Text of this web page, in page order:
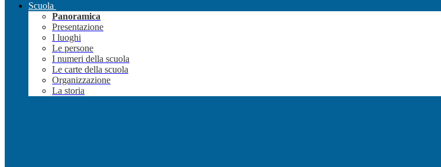
Scuola
Panoramica
Presentazione
I luoghi
Le persone
I numeri della scuola
Le carte della scuola
Organizzazione
La storia